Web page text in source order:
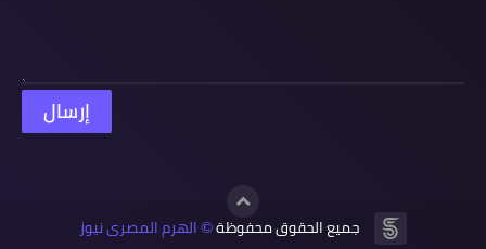
جميع الحقوق محفوظة© الهرم المصرى نيوز